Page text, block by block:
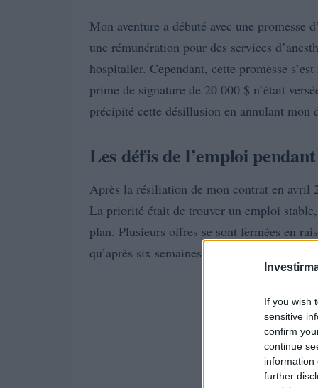
If you wish
sensitive
confirm
continue
information
further
Mon aventure a débuté avec une promesse
une rémunération pour des services
hospitalier. Cependant, cette promesse
prime de signature de 20 000 $ n’était
précipité cette désillusion en annulant mon
Les défis de l’emploi
Après la résiliation de mon contrat en avril
La priorité était de trouver un emploi
plan. Plusieurs offres se sont fermées en
qu’après six semaines d’entretiens que j’ai